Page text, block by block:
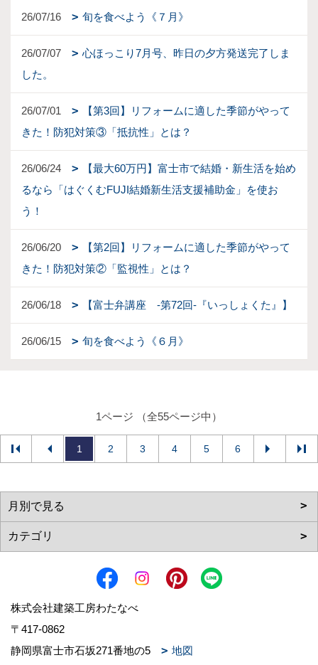
26/07/16 旬を食べよう《７月》
26/07/07
心ほっこり7月号、昨日の夕方発送完了しま
した。
26/07/01
【第3回】リフォームに適した季節がやって
きた！防犯対策③「抵抗性」とは？
26/06/24
【最大60万円】富士市で結婚・新生活を始め
るなら「はぐくむFUJI結婚新生活支援補助金」を使お
う！
26/06/20
【第2回】リフォームに適した季節がやって
きた！防犯対策②「監視性」とは？
26/06/18 【富士弁講座 -第72回-『いっしょくた』】
26/06/15 旬を食べよう《６月》
1ページ （全55ページ中）
1 2 3 4 5 6
株式会社建築工房わたなべ
〒417-0862
静岡県富士市石坂271番地の5
地図